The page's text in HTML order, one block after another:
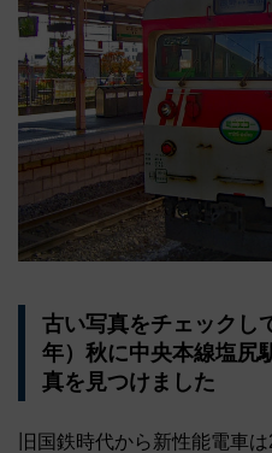
古い写真をチェックし
年）秋に中央本線塩尻
真を見つけました
旧国鉄時代から新性能電車